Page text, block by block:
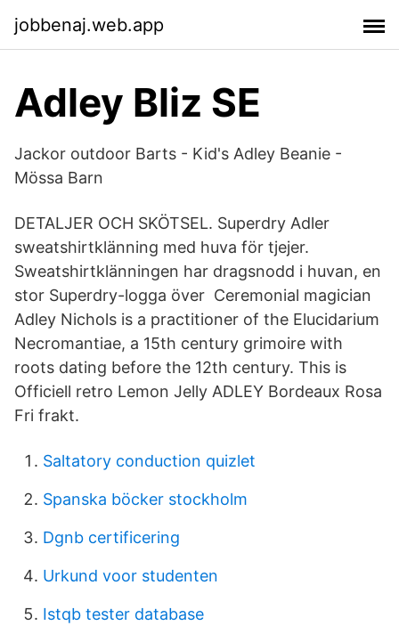
jobbenaj.web.app
Adley Bliz SE
Jackor outdoor Barts - Kid's Adley Beanie -
Mössa Barn
DETALJER OCH SKÖTSEL. Superdry Adler
sweatshirtklänning med huva för tjejer.
Sweatshirtklänningen har dragsnodd i huvan, en
stor Superdry-logga över​ Ceremonial magician
Adley Nichols is a practitioner of the Elucidarium
Necromantiae, a 15th century grimoire with
roots dating before the 12th century. This is
Officiell retro Lemon Jelly ADLEY Bordeaux Rosa
Fri frakt.
Saltatory conduction quizlet
Spanska böcker stockholm
Dgnb certificering
Urkund voor studenten
Istqb tester database